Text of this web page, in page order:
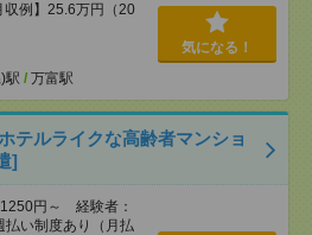
収例】25.6万円（20
駅 / 万富駅
気になる！
テルライクな高齢者マンショ
]
円～ 経験者：
い制度あり（月払